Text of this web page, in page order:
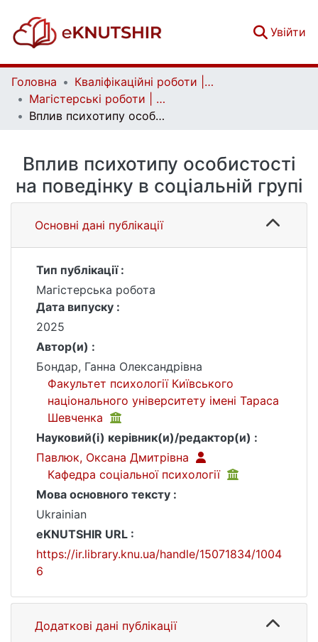
Увійти
Головна
Кваліфікаційні роботи | Qualifying works
Магістерські роботи | Master's theses
Вплив психотипу особистості на поведінку в соціальній групі
Вплив психотипу особистості
на поведінку в соціальній групі
Основні дані публікації
Тип публікації :
Магістерська робота
Дата випуску :
2025
Автор(и) :
Бондар, Ганна Олександрівна
Факультет психології Київського
національного університету імені Тараса
Шевченка
Науковий(і) керівник(и)/редактор(и) :
Павлюк, Оксана Дмитрівна
Кафедра соціальної психології
Мова основного тексту :
Ukrainian
eKNUTSHIR URL :
https://ir.library.knu.ua/handle/15071834/1004
6
Додаткові дані публікації